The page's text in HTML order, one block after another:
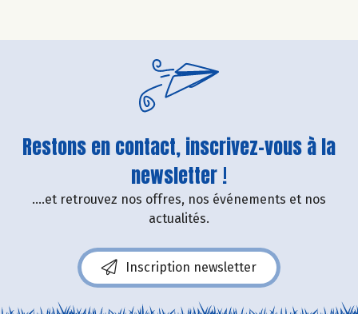
Restons en contact, inscrivez-vous à la
newsletter !
....et retrouvez nos offres, nos événements et nos
actualités.
Inscription newsletter